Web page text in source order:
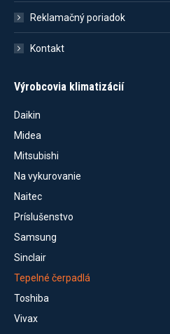
Reklamačný poriadok
Kontakt
Výrobcovia klimatizácií
Daikin
Midea
Mitsubishi
Na vykurovanie
Naitec
Príslušenstvo
Samsung
Sinclair
Tepelné čerpadlá
Toshiba
Vivax